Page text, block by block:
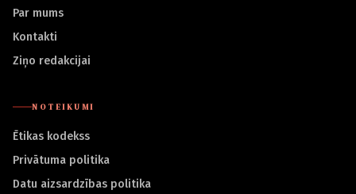
Par mums
Kontakti
Ziņo redakcijai
NOTEIKUMI
Ētikas kodekss
Privātuma politika
Datu aizsardzības politika